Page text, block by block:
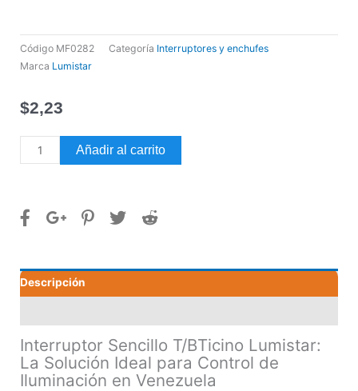
Código MF0282 Categoría Interruptores y enchufes
Marca Lumistar
$2,23
Interruptor
sencillo
cantidad
Añadir al carrito
Descripción
Interruptor Sencillo T/BTicino Lumistar:
La Solución Ideal para Control de
Iluminación en Venezuela